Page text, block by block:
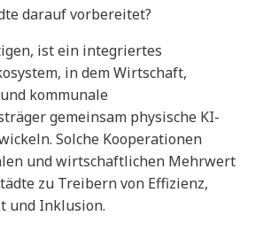
darauf vorbereitet?
ist ein integriertes
in dem Wirtschaft,
kommunale
gemeinsam physische KI-
Solche Kooperationen
und wirtschaftlichen Mehrwert
zu Treibern von Effizienz,
und Inklusion.